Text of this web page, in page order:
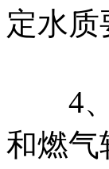
定水
4、
和燃气